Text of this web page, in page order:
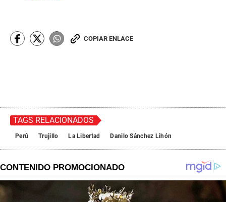
COPIAR ENLACE
TAGS RELACIONADOS
Perú Trujillo La Libertad Danilo Sánchez Lihón